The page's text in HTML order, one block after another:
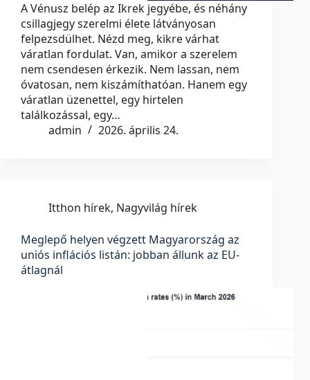
A Vénusz belép az Ikrek jegyébe, és néhány
csillagjegy szerelmi élete látványosan
felpezsdülhet. Nézd meg, kikre várhat
váratlan fordulat. Van, amikor a szerelem
nem csendesen érkezik. Nem lassan, nem
óvatosan, nem kiszámíthatóan. Hanem egy
váratlan üzenettel, egy hirtelen
találkozással, egy…
admin
2026. április 24.
Itthon hírek, Nagyvilág hírek
Meglepő helyen végzett Magyarország az
uniós inflációs listán: jobban állunk az EU-
átlagnál